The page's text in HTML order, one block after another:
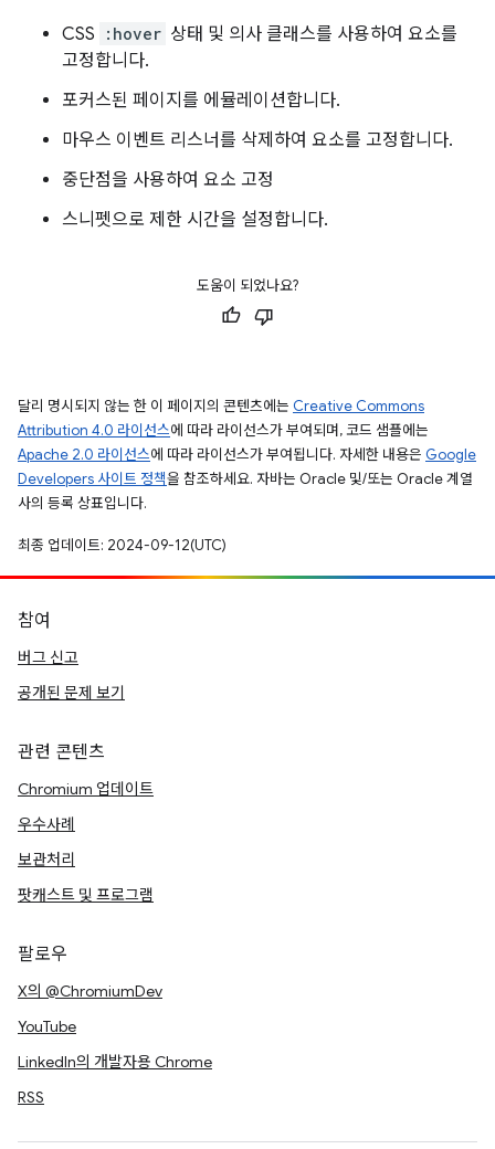
CSS :hover 상태 및 의사 클래스를 사용하여 요소를
고정합니다.
포커스된 페이지를 에뮬레이션합니다.
마우스 이벤트 리스너를 삭제하여 요소를 고정합니다.
중단점을 사용하여 요소 고정
스니펫으로 제한 시간을 설정합니다.
도움이 되었나요?
달리 명시되지 않는 한 이 페이지의 콘텐츠에는 Creative Commons
Attribution 4.0 라이선스에 따라 라이선스가 부여되며, 코드 샘플에는
Apache 2.0 라이선스에 따라 라이선스가 부여됩니다. 자세한 내용은 Google
Developers 사이트 정책을 참조하세요. 자바는 Oracle 및/또는 Oracle 계열
사의 등록 상표입니다.
최종 업데이트: 2024-09-12(UTC)
참여
버그 신고
공개된 문제 보기
관련 콘텐츠
Chromium 업데이트
우수사례
보관처리
팟캐스트 및 프로그램
팔로우
X의 @ChromiumDev
YouTube
LinkedIn의 개발자용 Chrome
RSS